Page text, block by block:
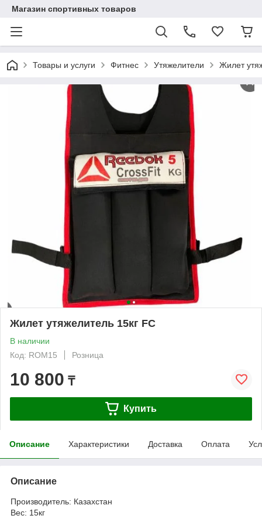
Магазин спортивных товаров
Товары и услуги Фитнес Утяжелители Жилет
Жилет утяжелитель 15кг FC
В наличии
Код: ROM15
Розница
10 800 ₸
Купить
Описание Характеристики Доставка Оплата
Описание
Производитель: Казахстан
Вес: 15кг